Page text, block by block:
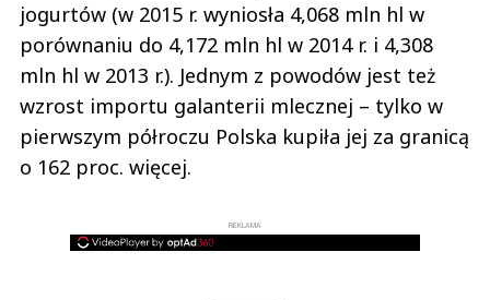
jogurtów (w 2015 r. wyniosła 4,068 mln hl w
porównaniu do 4,172 mln hl w 2014 r. i 4,308
mln hl w 2013 r.). Jednym z powodów jest też
wzrost importu galanterii mlecznej – tylko w
pierwszym półroczu Polska kupiła jej za granicą
o 162 proc. więcej.
REKLAMA